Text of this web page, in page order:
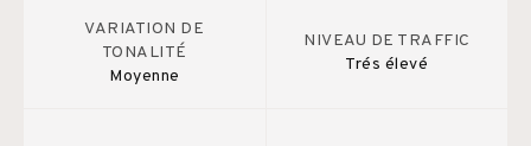
VARIATION DE
TONALITÉ
Moyenne
NIVEAU DE TRAFFIC
Trés élevé